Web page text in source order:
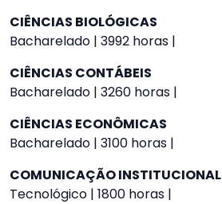
CIÊNCIAS BIOLÓGICAS
Bacharelado | 3992 horas |
CIÊNCIAS CONTÁBEIS
Bacharelado | 3260 horas |
CIÊNCIAS ECONÔMICAS
Bacharelado | 3100 horas |
COMUNICAÇÃO INSTITUCIONAL
Tecnológico | 1800 horas |